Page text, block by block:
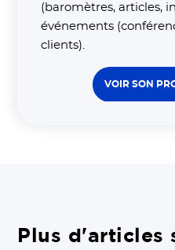
(baromètres, articles,
événements
clients).
VOIR SON
Plus d'articles